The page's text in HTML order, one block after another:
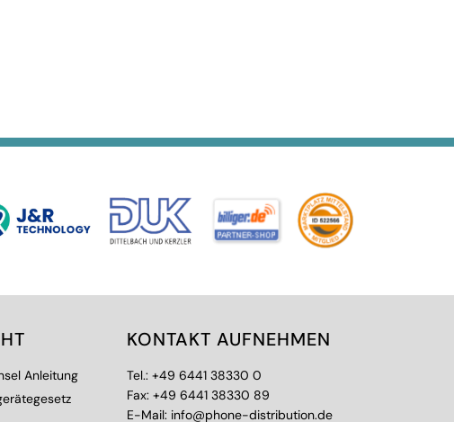
Anleitung
KONTAKT AUFNEHMEN
Tel.: +49 6441 38330 0
Fax: +49 6441 38330 89
E-Mail: info@phone-distribution.de